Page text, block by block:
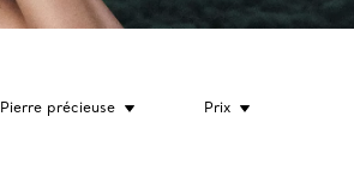
Pierre précieuse Prix